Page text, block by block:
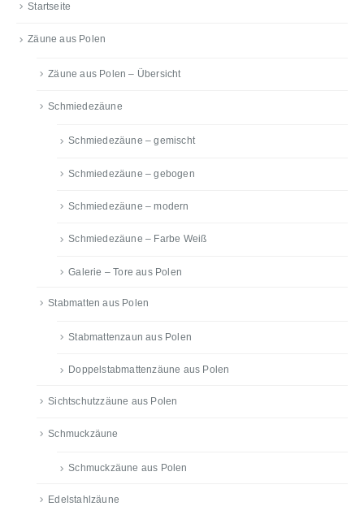
Startseite
Zäune aus Polen
Zäune aus Polen – Übersicht
Schmiedezäune
Schmiedezäune – gemischt
Schmiedezäune – gebogen
Schmiedezäune – modern
Schmiedezäune – Farbe Weiß
Galerie – Tore aus Polen
Stabmatten aus Polen
Stabmattenzaun aus Polen
Doppelstabmattenzäune aus Polen
Sichtschutzzäune aus Polen
Schmuckzäune
Schmuckzäune aus Polen
Edelstahlzäune